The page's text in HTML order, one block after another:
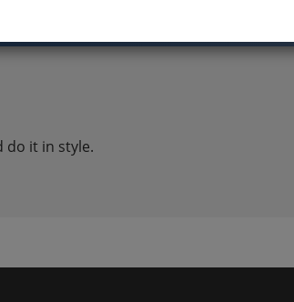
do it in style.